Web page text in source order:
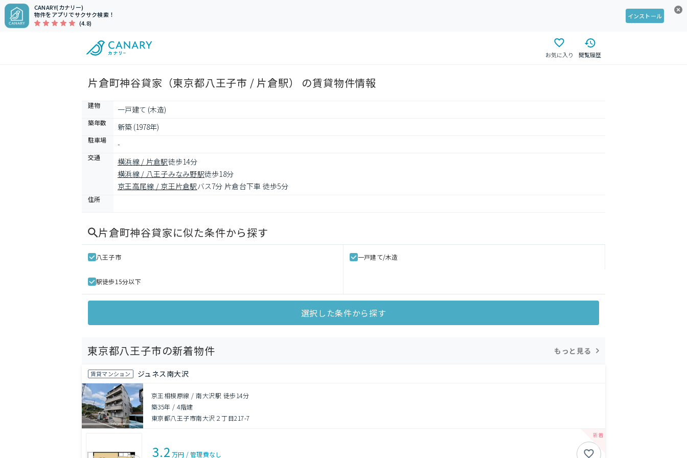
CANARY(カナリー)
物件をアプリでサクサク検索！
(4.8)
インストール
お気に入り 閲覧履歴
片倉町神谷貸家（東京都八王子市 / 片倉駅） の賃貸物件情報
建物 一戸建て (木造)
築年数 新築 (1978年)
駐車場 -
交通 横浜線 / 片倉駅徒歩14分
横浜線 / 八王子みなみ野駅徒歩18分
京王高尾線 / 京王片倉駅バス7分 片倉台下車 徒歩5分
住所
片倉町神谷貸家に似た条件から探す
八王子市 一戸建て/木造
駅徒歩15分以下
選択した条件から探す
東京都八王子市の新着物件 もっと見る
賃貸マンション ジュネス南大沢
京王相模原線 / 南大沢駅 徒歩14分
築35年 /4階建
東京都八王子市南大沢２丁目217-7
3.2 万円 /管理費なし